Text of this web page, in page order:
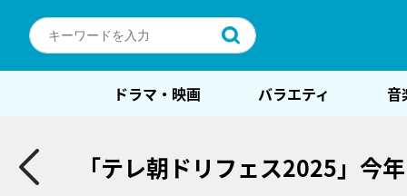
ドラマ・映画 バラエティ 音
「テレ朝ドリフェス2025」今